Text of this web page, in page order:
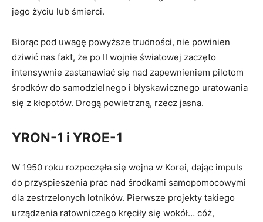
jego życiu lub śmierci.
Biorąc pod uwagę powyższe trudności, nie powinien
dziwić nas fakt, że po II wojnie światowej zaczęto
intensywnie zastanawiać się nad zapewnieniem pilotom
środków do samodzielnego i błyskawicznego uratowania
się z kłopotów. Drogą powietrzną, rzecz jasna.
YRON-1 i YROE-1
W 1950 roku rozpoczęła się wojna w Korei, dając impuls
do przyspieszenia prac nad środkami samopomocowymi
dla zestrzelonych lotników. Pierwsze projekty takiego
urządzenia ratowniczego kręciły się wokół… cóż,